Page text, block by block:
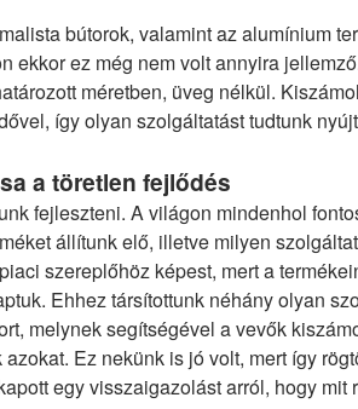
bútorok, valamint az alumínium
ekkor ez még nem volt annyira
méretben, üveg nélkül.
így olyan szolgáltatást tudtunk
a töretlen fejlődés
fejleszteni. A világon mindenhol
állítunk elő, illetve milyen
szereplőhöz képest, mert a
Ehhez társítottunk néhány olyan
melynek segítségével a vevők
Ez nekünk is jó volt, mert így
egy visszaigazolást arról, hogy